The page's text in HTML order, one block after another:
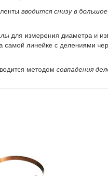
вводится снизу в
для измерения диаметра и
линейке с делениями
методом совпадения